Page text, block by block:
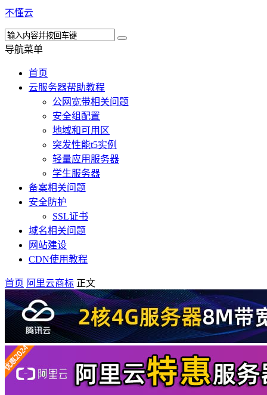
不懂云
导航菜单
首页
云服务器帮助教程
公网宽带相关问题
安全组配置
地域和可用区
突发性能t5实例
轻量应用服务器
学生服务器
备案相关问题
安全防护
SSL证书
域名相关问题
网站建设
CDN使用教程
首页 阿里云商标 正文